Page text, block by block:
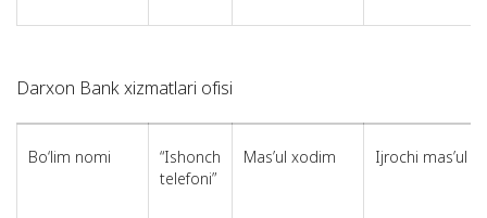
Darxon Bank xizmatlari ofisi
Bo‘lim nomi
“Ishonch
telefoni”
Mas’ul xodim Ijrochi mas’ul